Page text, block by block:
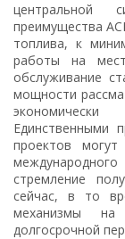
центральной
преимущества
топлива, к
работы на
обслуживание
мощности
Единственными
проектов могут
стремление
сейчас, в то
механизмы на
долгосрочной